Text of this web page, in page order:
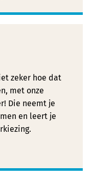
zeker hoe dat
met onze
Die neemt je
en leert je